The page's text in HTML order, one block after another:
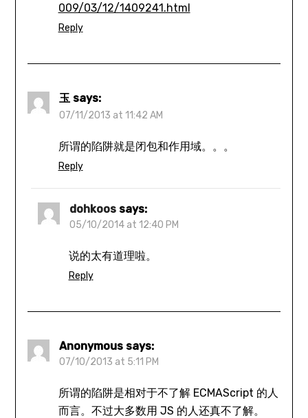
009/03/12/1409241.html
Reply
玉 says:
07/11/2013 at 11:42 AM
所谓的陷阱就是闭包和作用域。。。
Reply
dohkoos says:
05/10/2014 at 12:40 PM
说的太有道理啦。
Reply
Anonymous says:
07/10/2013 at 5:11 PM
所谓的陷阱是相对于不了解 ECMAScript 的人
而言。不过大多数用 JS 的人还真不了解。